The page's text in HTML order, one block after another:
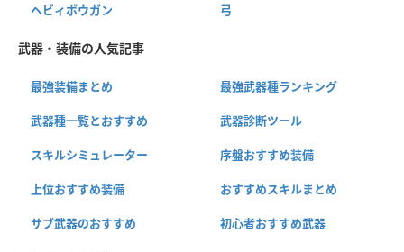
ヘビィボウガン 弓
武器・装備の人気記事
最強装備まとめ 最強武器種ランキング
武器種一覧とおすすめ 武器診断ツール
スキルシミュレーター 序盤おすすめ装備
上位おすすめ装備 おすすめスキルまとめ
サブ武器のおすすめ 初心者おすすめ武器